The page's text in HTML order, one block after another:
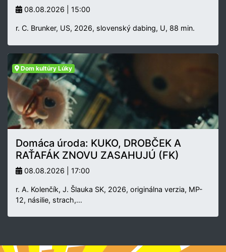
08.08.2026 | 15:00
r. C. Brunker, US, 2026, slovenský dabing, U, 88 min.
Dom kultúry Lúky
Domáca úroda: KUKO, DROBČEK A
RAŤAFÁK ZNOVU ZASAHUJÚ (FK)
08.08.2026 | 17:00
r. A. Kolenčík, J. Šlauka SK, 2026, originálna verzia, MP-
12, násilie, strach,…